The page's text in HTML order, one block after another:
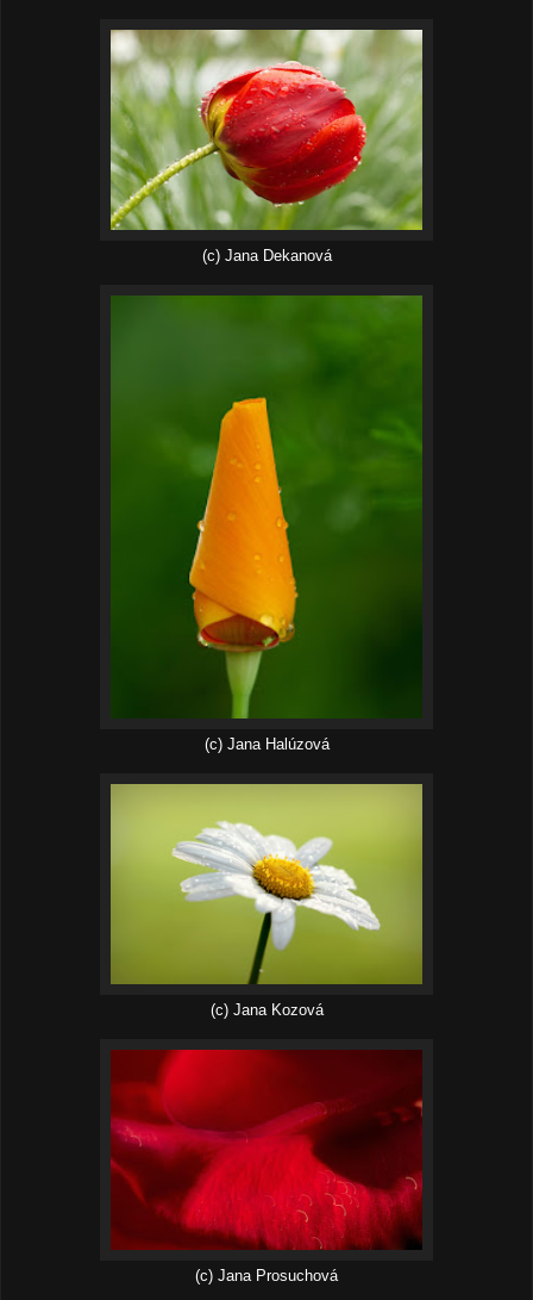
(c) Jana Dekanová
(c) Jana Halúzová
(c) Jana Kozová
(c) Jana Prosuchová